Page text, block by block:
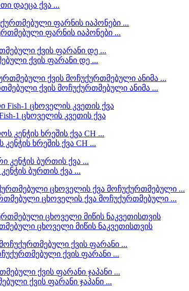
დაეცა ქვა ...
ფარნის იაპონები ...
ქვის ფარანი დე ...
ქვის მოჩუქურთმებული ანიმა ...
1 ცხოველის კვეთის ქვა
ხრეშის ქვა CH ...
ბურთის ქვა ...
ცხოველის ქვა მოჩუქურთმებული ...
ცხოველი მიწის ნაკვეთისთვის
ქვის ფარანი ...
ქვის ფარანი ჯაპანი ...